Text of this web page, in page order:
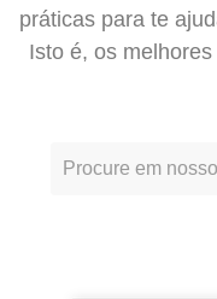
práticas para te
Isto é, os